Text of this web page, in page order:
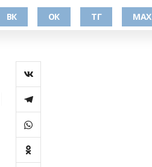
ВК ОК ТГ МАХ